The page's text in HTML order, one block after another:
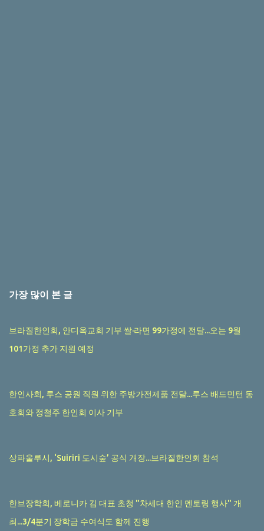
가장 많이 본 글
브라질한인회, 안디옥교회 기부 쌀·라면 99가정에 전달...오는 9월
101가정 추가 지원 예정
한인사회, 루스 공원 직원 위한 주방가전제품 전달...루스 배드민턴 동
호회와 정철주 한인회 이사 기부
상파울루시, ‘Suiriri 도시숲’ 공식 개장...브라질한인회 참석
한브장학회, 베로니카 김 대표 초청 "차세대 한인 멘토링 행사" 개
최...3/4분기 장학금 수여식도 함께 진행